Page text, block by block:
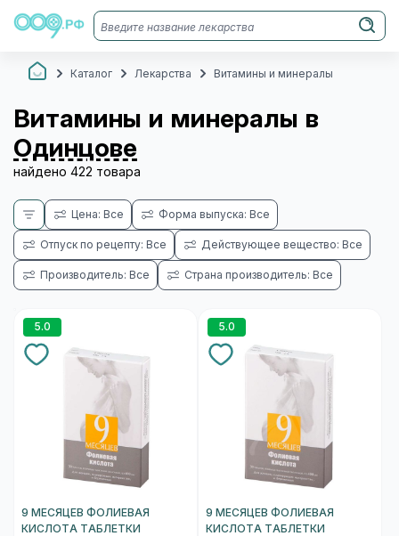
Каталог Лекарства Витамины и минералы
Витамины и минералы в
Одинцове
найдено 422 товара
Цена: Все Форма выпуска: Все
Отпуск по рецепту: Все Действующее вещество: Все
Производитель: Все Страна производитель: Все
5.0
9 МЕСЯЦЕВ ФОЛИЕВАЯ
КИСЛОТА ТАБЛЕТКИ
5.0
9 МЕСЯЦЕВ ФОЛИЕВАЯ
КИСЛОТА ТАБЛЕТКИ